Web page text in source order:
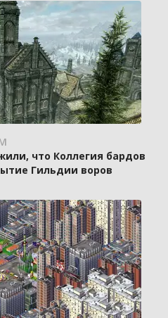
что Коллегия бардов
Гильдии воров